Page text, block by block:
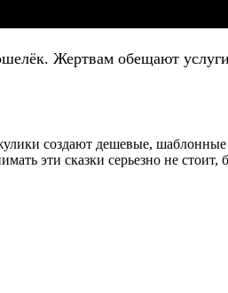
Жертвам обещают
создают дешевые,
эти сказки серьезно не